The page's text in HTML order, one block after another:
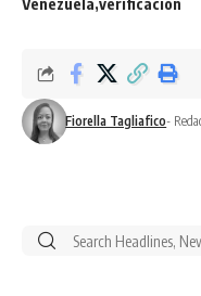
Venezuela verificación
Fiorella Tagliafico-